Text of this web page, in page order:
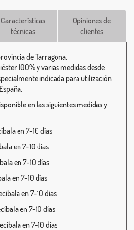
Características
técnicas
Opiniones de
clientes
de Tarragona.
100% y varias medidas desde
indicada para utilización
en las siguientes medidas y
en 7-10 días
en 7-10 días
en 7-10 días
en 7-10 días
en 7-10 días
en 7-10 días
en 7-10 días